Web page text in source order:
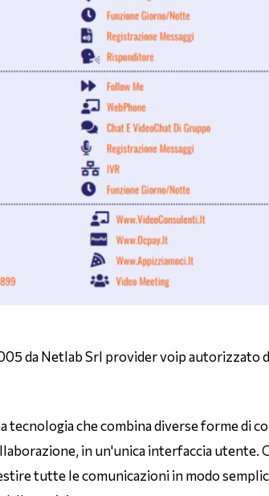
da Netlab Srl provider voip autorizzato
tecnologia che combina diverse forme di
in un'unica interfaccia utente.
tutte le comunicazioni in modo